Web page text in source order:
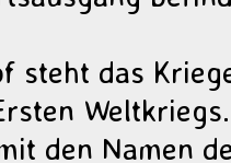
steht das
den Namen